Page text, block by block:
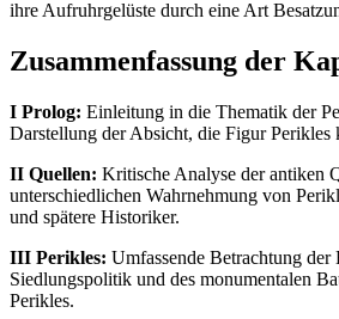
ihre Aufruhrgelüste durch eine Art
Zusammenfassung der
I Prolog: Einleitung in die Thematik der
Darstellung der Absicht, die Figur Perikles
II Quellen: Kritische Analyse der antiken
unterschiedlichen Wahrnehmung von
und spätere Historiker.
III Perikles: Umfassende Betrachtung der
Siedlungspolitik und des monumentalen
Perikles.